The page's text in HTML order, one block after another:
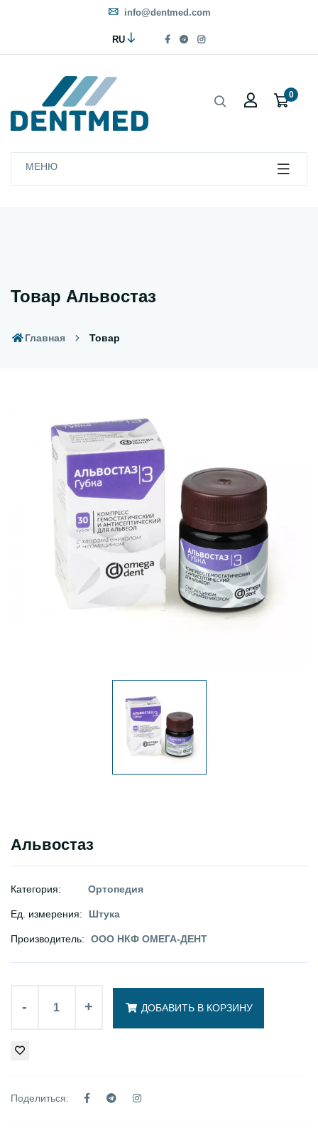
info@dentmed.com
RU
0
МЕНЮ
Товар Альвостаз
Главная Товар
Альвостаз
Категория: Ортопедия
Ед. измерения: Штука
Производитель: ООО НКФ ОМЕГА-ДЕНТ
- + ДОБАВИТЬ В КОРЗИНУ
Поделиться: